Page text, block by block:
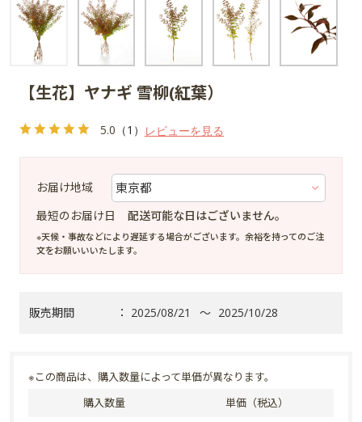
【生花】ヤナギ 雪柳(紅葉）
お届け地域
最短のお届け日
配送可能な日はございません。
※天候・事故などにより遅延する場合がございます。余裕を持ってのご注
文をお願いいいたします。
販売期間 ： 2025/08/21 ～ 2025/10/28
※この商品は、購入数量によって単価が異なります。
購入数量
単価（税込）
5.0 （1） レビューを見る